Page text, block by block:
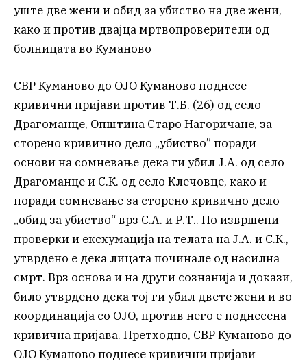
уште две жени и обид за убиство на две жени,
како и против двајца мртвопроверители од
болницата во Куманово
СВР Куманово до ОЈО Куманово поднесе
кривични пријави против Т.Б. (26) од село
Драгоманце, Општина Старо Нагоричане, за
сторено кривично дело „убиство” поради
основи на сомневање дека ги убил Ј.А. од село
Драгоманце и С.К. од село Клечовце, како и
поради сомневање за сторено кривично дело
„обид за убиство“ врз С.А. и Р.Т.. По извршени
проверки и ексхумација на телата на Ј.А. и С.К.,
утврдено е дека лицата починале од насилна
смрт. Врз основа и на други сознанија и докази,
било утврдено дека тој ги убил двете жени и во
координација со ОЈО, против него е поднесена
кривична пријава. Претходно, СВР Куманово до
ОЈО Куманово поднесе кривични пријави